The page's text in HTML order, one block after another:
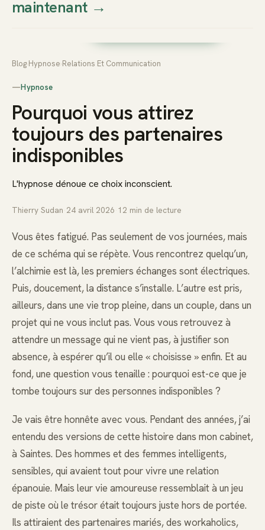
Thierry
Prendre rendez-vous dès
maintenant→
Blog Hypnose Relations Et Communication
—Hypnose
Pourquoi vous attirez
toujours des partenaires
indisponibles
L'hypnose dénoue ce choix inconscient.
Thierry Sudan 24 avril 2026 12 min de lecture
Vous êtes fatigué. Pas seulement de vos journées, mais
de ce schéma qui se répète. Vous rencontrez quelqu’un,
l’alchimie est là, les premiers échanges sont électriques.
Puis, doucement, la distance s’installe. L’autre est pris,
ailleurs, dans une vie trop pleine, dans un couple, dans un
projet qui ne vous inclut pas. Vous vous retrouvez à
attendre un message qui ne vient pas, à justifier son
absence, à espérer qu’il ou elle « choisisse » enfin. Et au
fond, une question vous tenaille : pourquoi est-ce que je
tombe toujours sur des personnes indisponibles ?
Je vais être honnête avec vous. Pendant des années, j’ai
entendu des versions de cette histoire dans mon cabinet,
à Saintes. Des hommes et des femmes intelligents,
sensibles, qui avaient tout pour vivre une relation
épanouie. Mais leur vie amoureuse ressemblait à un jeu
de piste où le trésor était toujours juste hors de portée.
Ils attiraient des partenaires mariés, des workaholics,